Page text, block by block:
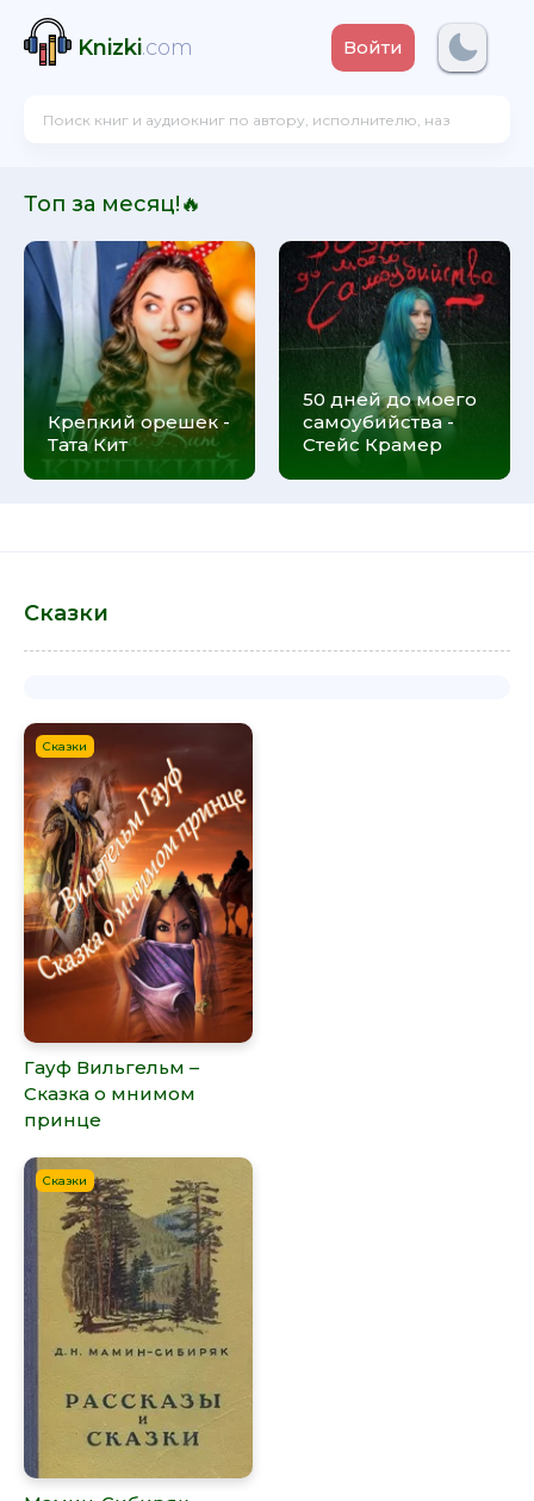
Knizki.com Войти
Топ за месяц!🔥
Крепкий орешек -
Тата Кит
50 дней до моего
самоубийства -
Стейс Крамер
Сказки
Сказки
Гауф Вильгельм –
Сказка о мнимом
принце
Сказки